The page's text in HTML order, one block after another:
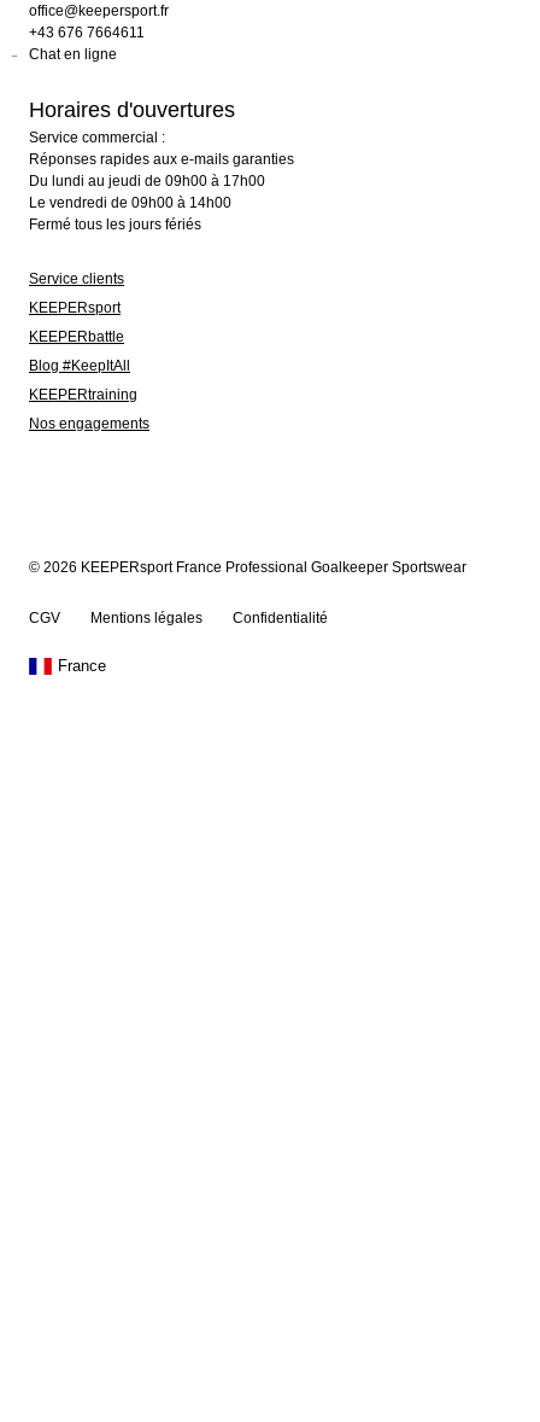
office@keepersport.fr
+43 676 7664611
Chat en ligne
Horaires d'ouvertures
Service commercial :
Réponses rapides aux e-mails garanties
Du lundi au jeudi de 09h00 à 17h00
Le vendredi de 09h00 à 14h00
Fermé tous les jours fériés
Service clients
KEEPERsport
KEEPERbattle
Blog #KeepItAll
KEEPERtraining
Nos engagements
© 2026 KEEPERsport France Professional Goalkeeper Sportswear
CGV Mentions légales Confidentialité
France